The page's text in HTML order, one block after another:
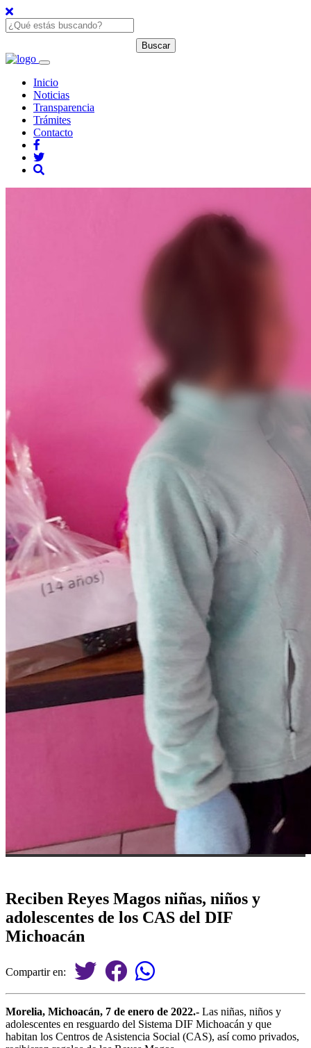
Inicio
Noticias
Transparencia
Trámites
Contacto
Reciben Reyes Magos niñas, niños y
adolescentes de los CAS del DIF
Michoacán
Compartir en:
Morelia, Michoacán, 7 de enero de 2022.- Las niñas, niños y
adolescentes en resguardo del Sistema DIF Michoacán y que
habitan los Centros de Asistencia Social (CAS), así como privados,